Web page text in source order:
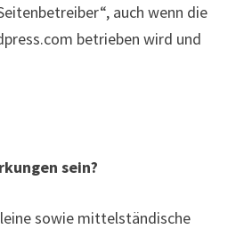
auch wenn die
betrieben wird und
sein?
sowie mittelständische